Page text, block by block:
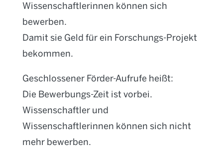
Wissenschaftlerinnen können sich
bewerben.
Damit sie Geld für ein Forschungs-Projekt
bekommen.
Geschlossener Förder-Aufrufe heißt:
Die Bewerbungs-Zeit ist vorbei.
Wissenschaftler und
Wissenschaftlerinnen können sich nicht
mehr bewerben.